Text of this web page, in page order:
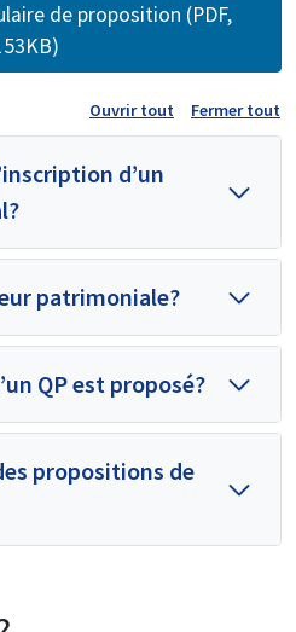
de proposition (PDF,
Ouvrir tout Fermer tout
d’un
patrimoniale?
QP est proposé?
propositions de